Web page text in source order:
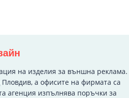
на изделия за външна реклама.
а офисите на фирмата са
агенция изпълнява поръчки за